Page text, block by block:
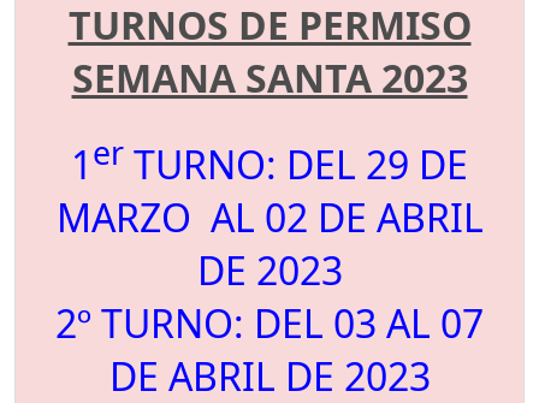
TURNOS DE PERMISO
SEMANA SANTA 2023
1er TURNO: DEL 29 DE
MARZO AL 02 DE ABRIL
DE 2023
2º TURNO: DEL 03 AL 07
DE ABRIL DE 2023